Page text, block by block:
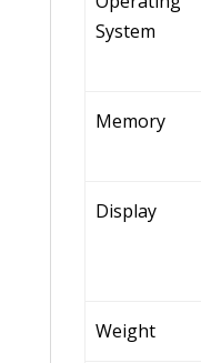
System
Memory
Display
Weight